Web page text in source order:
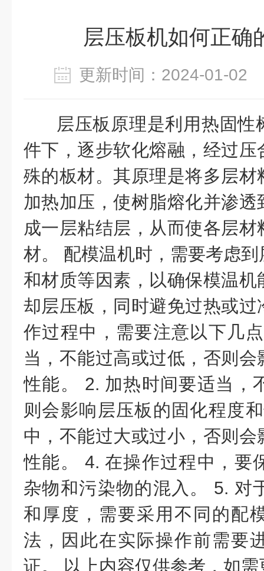
层压板机如何正确
更新时间：2024-01-
层压板原理是利用热固性
件下，逐步软化熔融，经过
殊的板材。其原理是将多层
加热加压，使树脂熔化并渗
成一层粘结层，从而使各层
材。 配模温机时，需要考虑
和材质等因素，以确保模温
却层压板，同时避免过热或
作过程中，需要注意以下几
当，不能过高或过低，否则
性能。 2. 加热时间要适当，
则会影响层压板的固化程度
中，不能过大或过小，否则
性能。 4. 在操作过程中，要
杂物和污染物的混入。 5. 对
和厚度，需要采用不同的配
法，因此在实际操作前需要
证。 以上内容仅供参考，如